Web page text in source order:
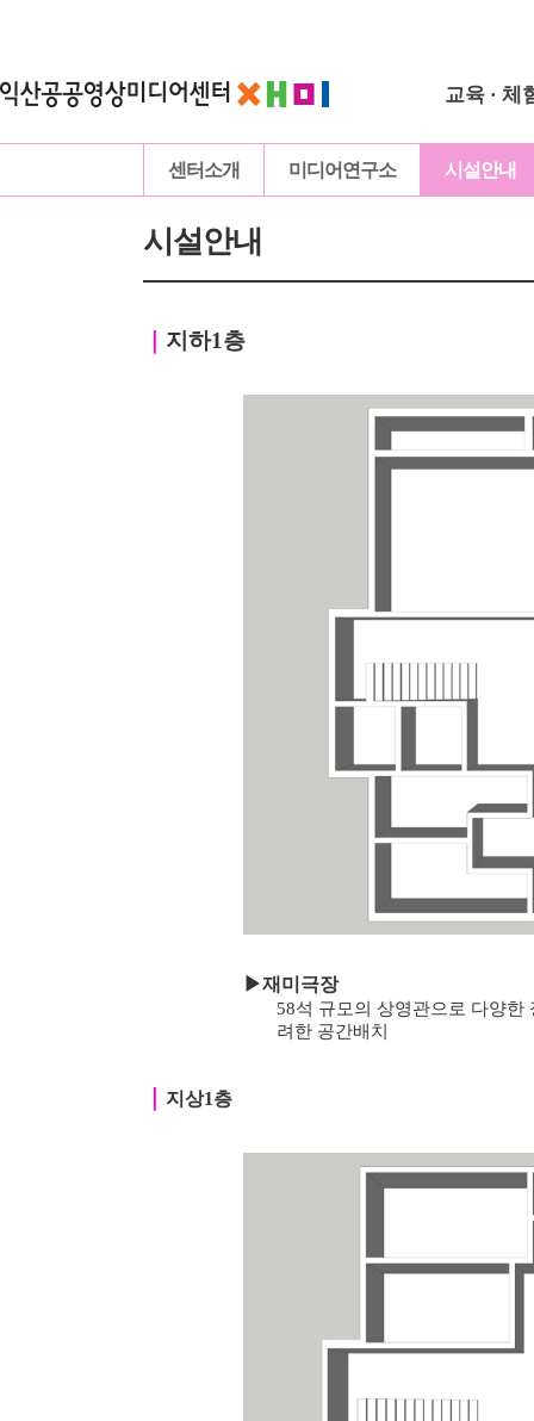
교육 · 체
센터소개 미디어연구소 시설안내
시설안내
지하1층
▶재미극장
58석 규모의 상영관으로 다양
려한 공간배치
지상1층